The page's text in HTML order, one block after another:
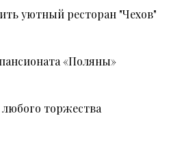
уютный ресторан "Чехов"
«Поляны»
торжества